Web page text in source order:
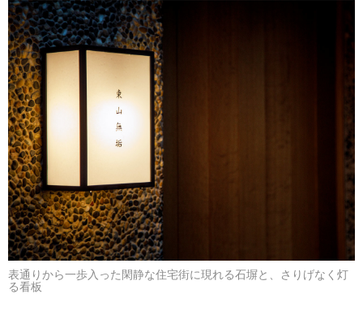
表通りから一歩入った閑静な住宅街に現れる石塀と、さりげなく灯
る看板